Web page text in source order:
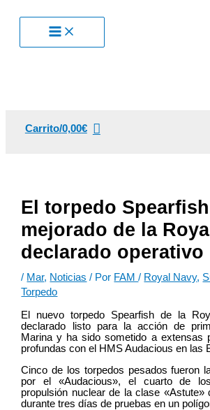
Carrito/0,00€
El torpedo Spearfish
mejorado de la
declarado operativo
/ Mar, Noticias / Por FAM/ Royal Navy,
Torpedo
El nuevo torpedo Spearfish de la
declarado listo para la acción de
Marina y ha sido sometido a extensas
profundas con el HMS Audacious en las
Cinco de los torpedos pesados ​​fueron
por el «Audacious», el cuarto de
propulsión nuclear de la clase «Astute»
durante tres días de pruebas en un